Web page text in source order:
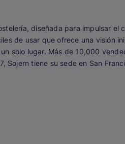
diseñada para impulsar
de usar que ofrece una visión
solo lugar. Más de 10,000
Sojern tiene su sede en San